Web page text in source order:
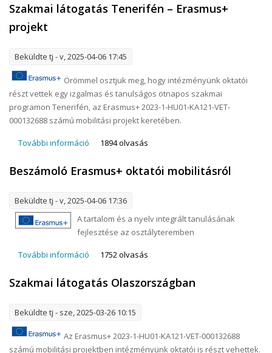
Szakmai látogatás Tenerifén – Erasmus+
projekt
Beküldte tj - v, 2025-04-06 17:45
Örömmel osztjuk meg, hogy intézményünk oktatói
részt vettek egy izgalmas és tanulságos ötnapos szakmai
programon Tenerifén, az Erasmus+ 2023-1-HU01-KA121-VET-
000132688 számú mobilitási projekt keretében.
További információ Szakmai látogatás Tenerifén – Erasmus+ projekt
1894 olvasás
Beszámoló Erasmus+ oktatói mobilitásról
Beküldte tj - v, 2025-04-06 17:36
A tartalom és a nyelv integrált tanulásának
fejlesztése az osztályteremben
További információ Beszámoló Erasmus+ oktatói mobilitásról
1752 olvasás
Szakmai látogatás Olaszországban
Beküldte tj - sze, 2025-03-26 10:15
Az Erasmus+ 2023-1-HU01-KA121-VET-000132688
számú mobilitási projektben intézményünk oktatói is részt vehettek.